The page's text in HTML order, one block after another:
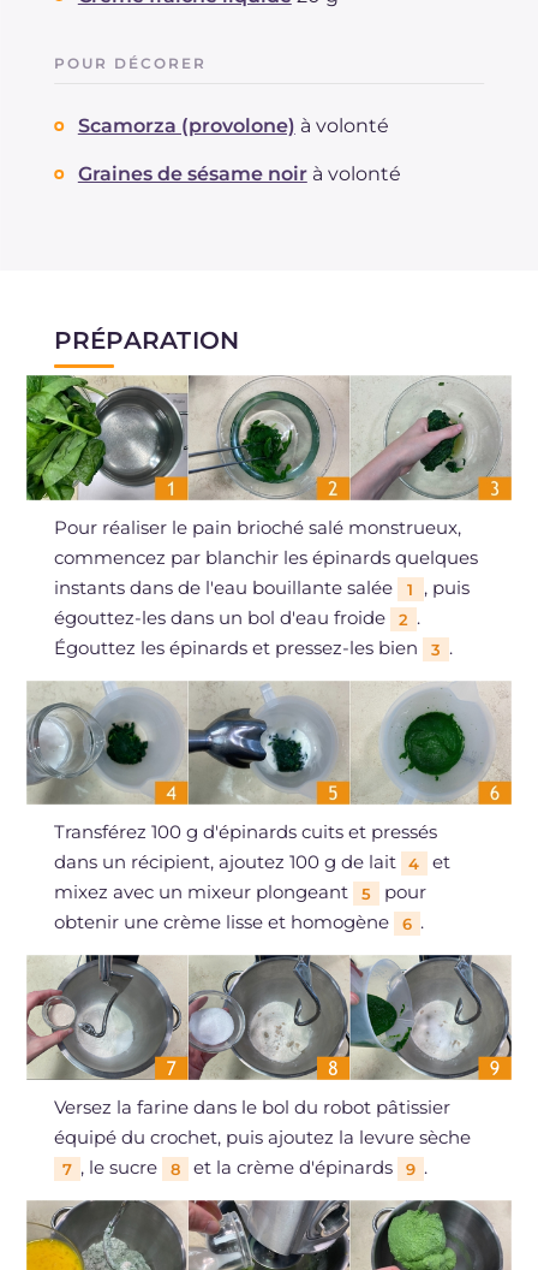
POUR DÉCORER
Scamorza (provolone) à volonté
Graines de sésame noir à volonté
PRÉPARATION
Pour réaliser le pain brioché salé monstrueux,
commencez par blanchir les épinards quelques
instants dans de l'eau bouillante salée
1
, puis
égouttez-les dans un bol d'eau froide
2 .
Égouttez les épinards et pressez-les bien
3 .
Transférez 100 g d'épinards cuits et pressés
dans un récipient, ajoutez 100 g de lait
4
et
mixez avec un mixeur plongeant
5
pour
obtenir une crème lisse et homogène
6 .
Versez la farine dans le bol du robot pâtissier
équipé du crochet, puis ajoutez la levure sèche
7 , le sucre 8 et la crème d'épinards 9 .